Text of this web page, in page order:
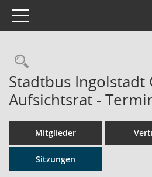
Toggle navigation
Rechercheauswahl
Stadtbus Ingolstadt
Aufsichtsrat -
Mitglieder
Sitzungen